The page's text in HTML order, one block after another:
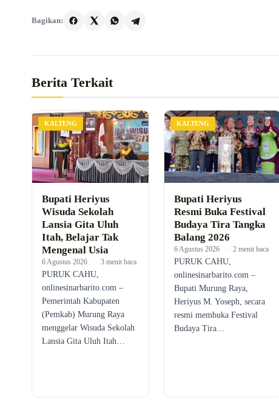
Bagikan:
Berita Terkait
KALTENG
Bupati Heriyus
Wisuda Sekolah
Lansia Gita Uluh
Itah, Belajar Tak
Mengenal Usia
6 Agustus 2026 · 3 menit baca
PURUK CAHU,
onlinesinarbarito.com –
Pemerintah Kabupaten
(Pemkab) Murung Raya
menggelar Wisuda Sekolah
Lansia Gita Uluh Itah…
KALTENG
Bupati Heriyus
Resmi Buka Festival
Budaya Tira Tangka
Balang 2026
6 Agustus 2026 · 2 menit baca
PURUK CAHU,
onlinesinarbarito.com –
Bupati Murung Raya,
Heriyus M. Yoseph, secara
resmi membuka Festival
Budaya Tira…